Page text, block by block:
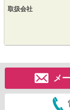
取扱会社
メ